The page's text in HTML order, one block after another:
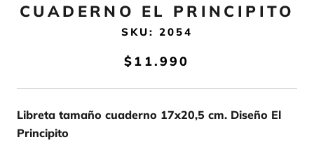
CUADERNO EL PRINCIPITO
SKU: 2054
$11.990
Libreta tamaño cuaderno 17x20,5 cm. Diseño El
Principito